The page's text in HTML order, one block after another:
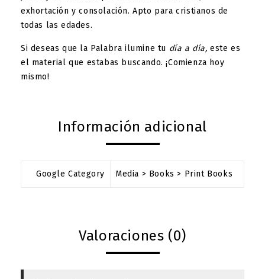
exhortación y consolación. Apto para cristianos de
todas las edades.
Si deseas que la Palabra ilumine tu día a día, este es
el material que estabas buscando. ¡Comienza hoy
mismo!
Información adicional
Google Category Media > Books > Print Books
Valoraciones (0)